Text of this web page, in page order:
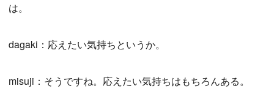
は。
dagaki：応えたい気持ちというか。
misuji：そうですね。応えたい気持ちはもちろんある。